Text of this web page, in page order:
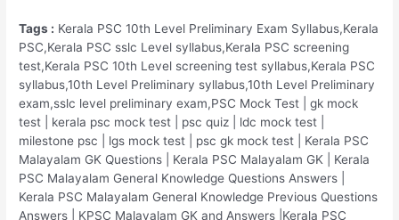
Tags : Kerala PSC 10th Level Preliminary Exam Syllabus,Kerala
PSC,Kerala PSC sslc Level syllabus,Kerala PSC screening
test,Kerala PSC 10th Level screening test syllabus,Kerala PSC
syllabus,10th Level Preliminary syllabus,10th Level Preliminary
exam,sslc level preliminary exam,PSC Mock Test | gk mock
test | kerala psc mock test | psc quiz | ldc mock test |
milestone psc | lgs mock test | psc gk mock test | Kerala PSC
Malayalam GK Questions | Kerala PSC Malayalam GK | Kerala
PSC Malayalam General Knowledge Questions Answers |
Kerala PSC Malayalam General Knowledge Previous Questions
Answers | KPSC Malayalam GK and Answers |Kerala PSC